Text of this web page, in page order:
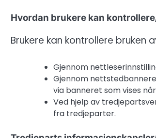
Hvordan brukere kan
Brukere kan kontrollere
Gjennom
Gjennom
via banneret som vises
Ved hjelp av
fra tredjeparter.